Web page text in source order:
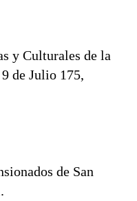
y Culturales de la
de Julio 175,
de San